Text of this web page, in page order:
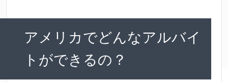
アメリカでどんなアルバイ
トができるの？